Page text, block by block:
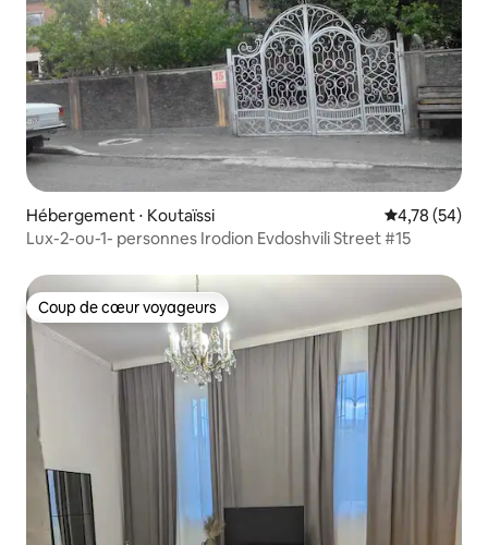
Hébergement ⋅ Koutaïssi Évaluation
4,78 (54)
Lux-2-ou-1- personnes Irodion Evdoshvili Street #15
Coup de cœur voyageurs
Coup de cœur voyageurs